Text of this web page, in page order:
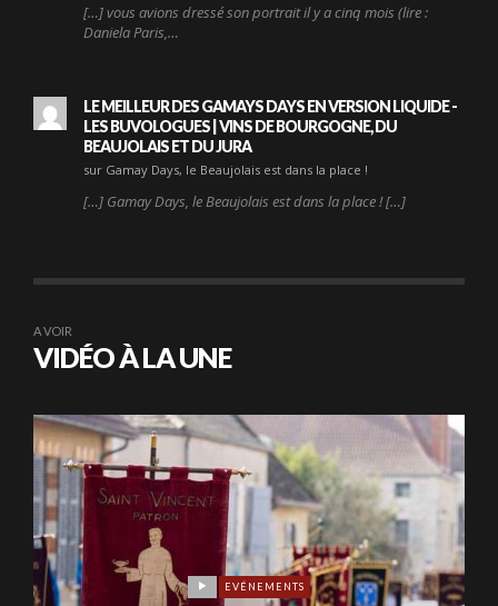
[…] vous avions dressé son portrait il y a cinq mois (lire :
Daniela Paris,…
LE MEILLEUR DES GAMAYS DAYS EN VERSION LIQUIDE -
LES BUVOLOGUES | VINS DE BOURGOGNE, DU
BEAUJOLAIS ET DU JURA
sur Gamay Days, le Beaujolais est dans la place !
[…] Gamay Days, le Beaujolais est dans la place ! […]
A VOIR
VIDÉO À LA UNE
EVÉNEMENTS